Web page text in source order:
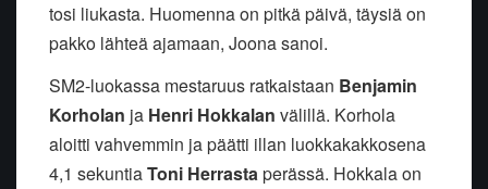
tosi liukasta. Huomenna on pitkä päivä, täysiä on
pakko lähteä ajamaan, Joona sanoi.
SM2-luokassa mestaruus ratkaistaan Benjamin
Korholan ja Henri Hokkalan välillä. Korhola
aloitti vahvemmin ja päätti illan luokkakakkosena
4,1 sekuntiaToni Herrastaperässä. Hokkala on